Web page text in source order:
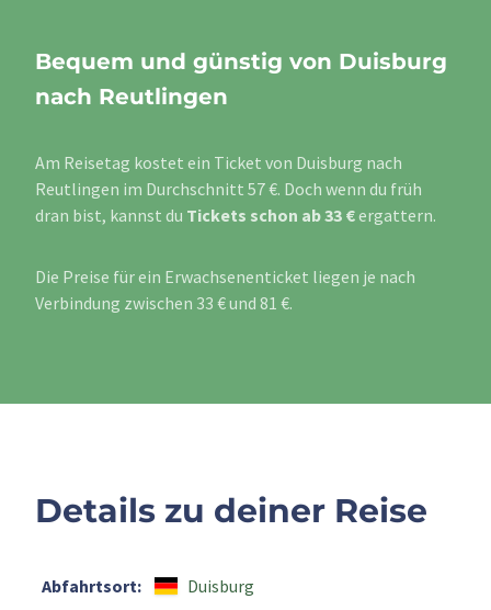
Bequem und günstig von Duisburg
nach Reutlingen
Am Reisetag kostet ein Ticket von Duisburg nach
Reutlingen im Durchschnitt 57 €. Doch wenn du früh
dran bist, kannst du Tickets schon ab 33 €ergattern.
Die Preise für ein Erwachsenenticket liegen je nach
Verbindung zwischen 33 € und 81 €.
Details zu deiner Reise
Abfahrtsort:
Duisburg